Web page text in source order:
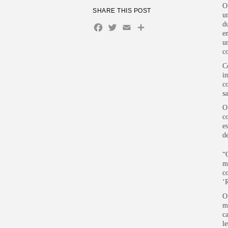
SHARE THIS POST
Facebook
Twitter
EmailShare